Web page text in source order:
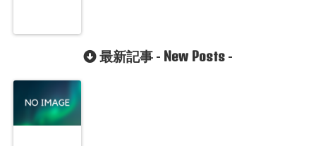
最新記事 - New Posts -